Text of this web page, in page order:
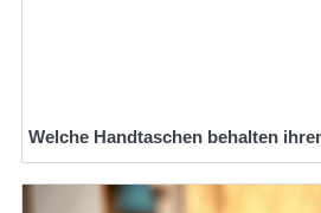
Welche Handtaschen behalten